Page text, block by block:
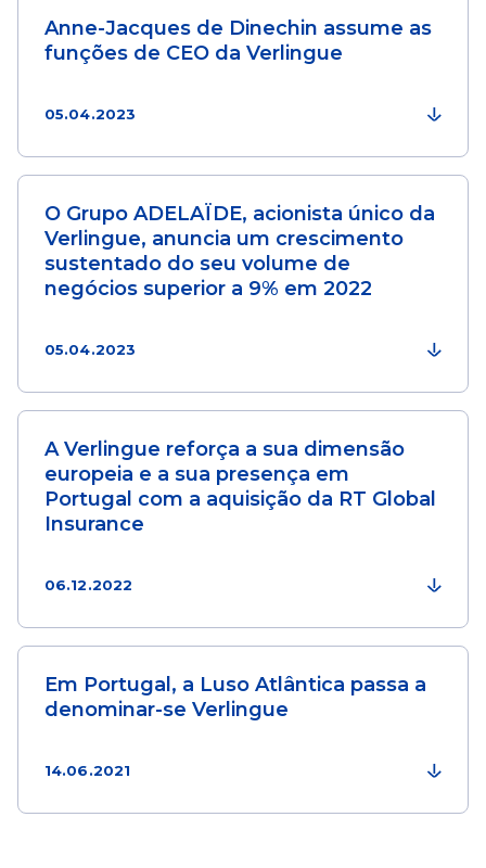
Anne-Jacques de Dinechin assume as
funções de CEO da Verlingue
05.04.2023
O Grupo ADELAÏDE, acionista único da
Verlingue, anuncia um crescimento
sustentado do seu volume de
negócios superior a 9% em 2022
05.04.2023
A Verlingue reforça a sua dimensão
europeia e a sua presença em
Portugal com a aquisição da RT Global
Insurance
06.12.2022
Em Portugal, a Luso Atlântica passa a
denominar-se Verlingue
14.06.2021